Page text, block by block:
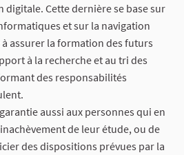
digitale. Cette dernière se base sur
et sur la navigation
assurer la formation des futurs
à la recherche et au tri des
des responsabilités
aussi aux personnes qui en
de leur étude, ou de
des dispositions prévues par la